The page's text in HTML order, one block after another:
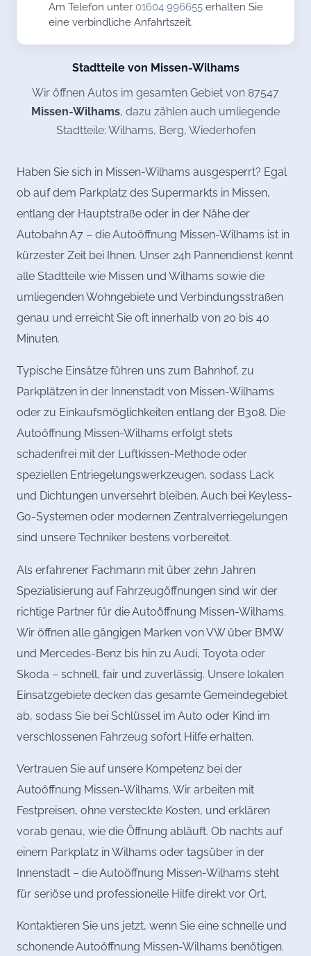
Am Telefon unter 01604 996655 erhalten Sie
eine verbindliche Anfahrtszeit.
Stadtteile von Missen-Wilhams
Wir öffnen Autos im gesamten Gebiet von 87547
Missen-Wilhams, dazu zählen auch umliegende
Stadtteile: Wilhams, Berg, Wiederhofen
Haben Sie sich in Missen-Wilhams ausgesperrt? Egal
ob auf dem Parkplatz des Supermarkts in Missen,
entlang der Hauptstraße oder in der Nähe der
Autobahn A7 – die Autoöffnung Missen-Wilhams ist in
kürzester Zeit bei Ihnen. Unser 24h Pannendienst kennt
alle Stadtteile wie Missen und Wilhams sowie die
umliegenden Wohngebiete und Verbindungsstraßen
genau und erreicht Sie oft innerhalb von 20 bis 40
Minuten.
Typische Einsätze führen uns zum Bahnhof, zu
Parkplätzen in der Innenstadt von Missen-Wilhams
oder zu Einkaufsmöglichkeiten entlang der B308. Die
Autoöffnung Missen-Wilhams erfolgt stets
schadenfrei mit der Luftkissen-Methode oder
speziellen Entriegelungswerkzeugen, sodass Lack
und Dichtungen unversehrt bleiben. Auch bei Keyless-
Go-Systemen oder modernen Zentralverriegelungen
sind unsere Techniker bestens vorbereitet.
Als erfahrener Fachmann mit über zehn Jahren
Spezialisierung auf Fahrzeugöffnungen sind wir der
richtige Partner für die Autoöffnung Missen-Wilhams.
Wir öffnen alle gängigen Marken von VW über BMW
und Mercedes-Benz bis hin zu Audi, Toyota oder
Skoda – schnell, fair und zuverlässig. Unsere lokalen
Einsatzgebiete decken das gesamte Gemeindegebiet
ab, sodass Sie bei Schlüssel im Auto oder Kind im
verschlossenen Fahrzeug sofort Hilfe erhalten.
Vertrauen Sie auf unsere Kompetenz bei der
Autoöffnung Missen-Wilhams. Wir arbeiten mit
Festpreisen, ohne versteckte Kosten, und erklären
vorab genau, wie die Öffnung abläuft. Ob nachts auf
einem Parkplatz in Wilhams oder tagsüber in der
Innenstadt – die Autoöffnung Missen-Wilhams steht
für seriöse und professionelle Hilfe direkt vor Ort.
Kontaktieren Sie uns jetzt, wenn Sie eine schnelle und
schonende Autoöffnung Missen-Wilhams benötigen.